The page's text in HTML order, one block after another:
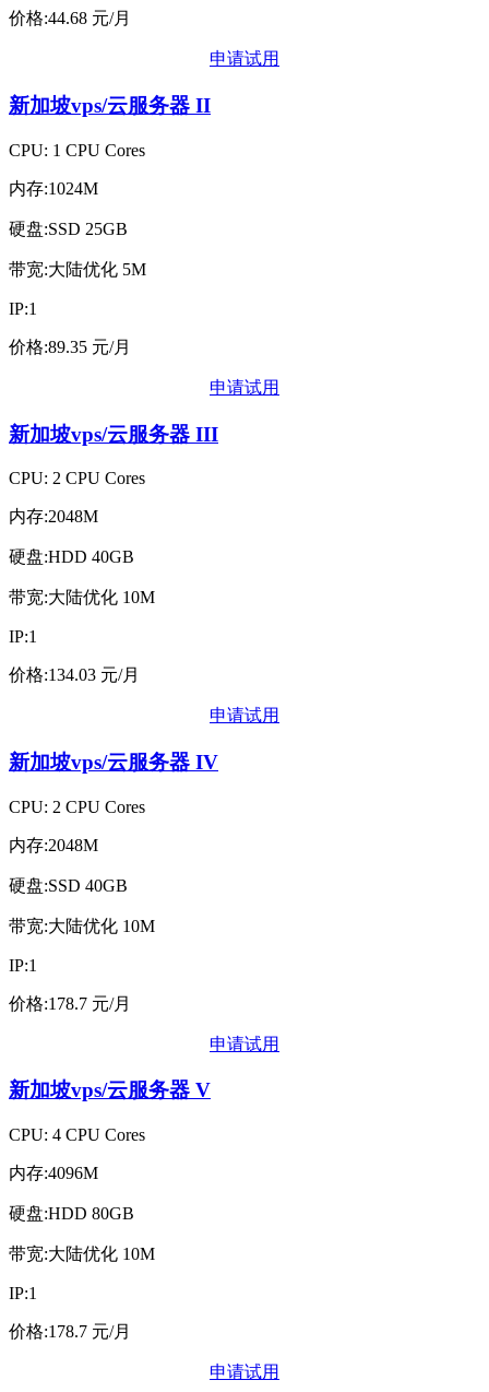
价格:44.68 元/月
申请试用
新加坡vps/云服务器 II
CPU: 1 CPU Cores
内存:1024M
硬盘:SSD 25GB
带宽:大陆优化 5M
IP:1
价格:89.35 元/月
申请试用
新加坡vps/云服务器 III
CPU: 2 CPU Cores
内存:2048M
硬盘:HDD 40GB
带宽:大陆优化 10M
IP:1
价格:134.03 元/月
申请试用
新加坡vps/云服务器 IV
CPU: 2 CPU Cores
内存:2048M
硬盘:SSD 40GB
带宽:大陆优化 10M
IP:1
价格:178.7 元/月
申请试用
新加坡vps/云服务器 V
CPU: 4 CPU Cores
内存:4096M
硬盘:HDD 80GB
带宽:大陆优化 10M
IP:1
价格:178.7 元/月
申请试用